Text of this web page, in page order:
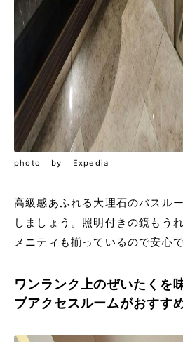
photo by Expedia
高級感あふれる大理石のバスル
しましょう。照明付きの鏡もう
メニティも揃っているので安心で
ワンランク上のぜいたくを
ブアクセスルームがおすす